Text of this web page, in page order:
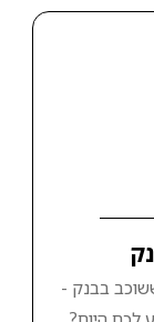
בבנק -